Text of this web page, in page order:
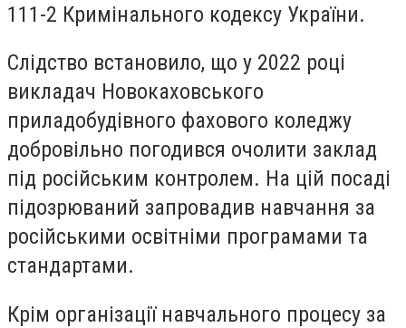
111-2 Кримінального кодексу України.
Слідство встановило, що у 2022 році
викладач Новокаховського
приладобудівного фахового коледжу
добровільно погодився очолити заклад
під російським контролем. На цій посаді
підозрюваний запровадив навчання за
російськими освітніми програмами та
стандартами.
Крім організації навчального процесу за